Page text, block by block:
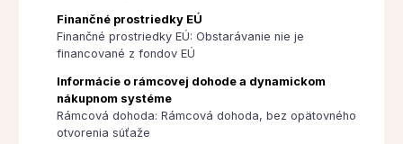
Finančné prostriedky EÚ
Finančné prostriedky EÚ: Obstarávanie nie je
financované z fondov EÚ
Informácie o rámcovej dohode a dynamickom
nákupnom systéme
Rámcová dohoda: Rámcová dohoda, bez opätovného
otvorenia súťaže